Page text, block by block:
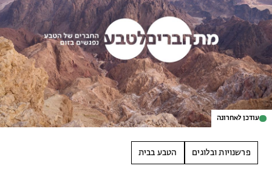
עודכן לאחרונה
פרשנויות ובלוגים הטבע בבית